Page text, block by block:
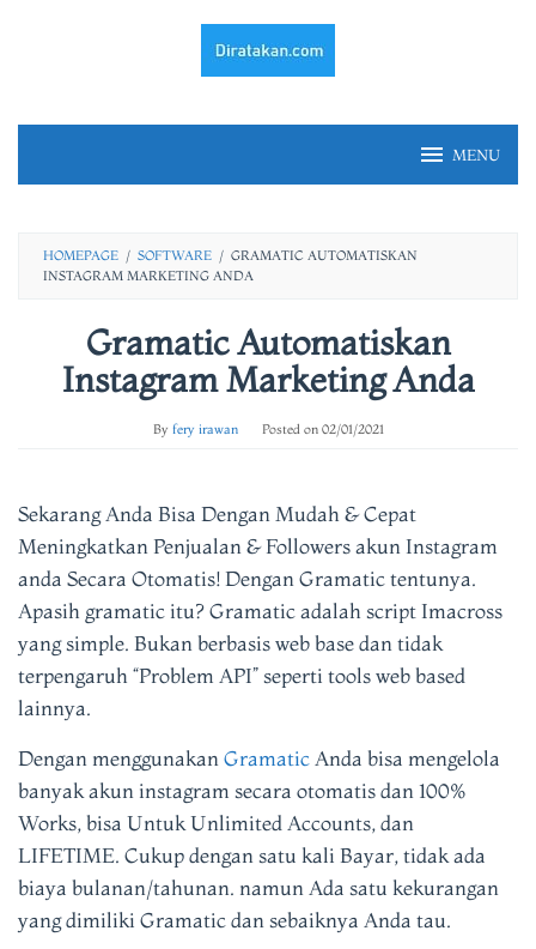
MENU
HOMEPAGE / SOFTWARE / GRAMATIC AUTOMATISKAN
INSTAGRAM MARKETING ANDA
Gramatic Automatiskan
Instagram Marketing Anda
By fery irawan Posted on 02/01/2021
Sekarang Anda Bisa Dengan Mudah & Cepat
Meningkatkan Penjualan & Followers akun Instagram
anda Secara Otomatis! Dengan Gramatic tentunya.
Apasih gramatic itu?Gramaticadalah script Imacross
yang simple. Bukan berbasis web base dan tidak
terpengaruh “Problem API” seperti tools web based
lainnya.
Dengan menggunakan Gramatic Anda bisa mengelola
banyak akun instagram secara otomatis dan 100%
Works, bisa Untuk Unlimited Accounts, dan
LIFETIME. Cukup dengan satu kali Bayar, tidak ada
biaya bulanan/tahunan. namun Ada satu kekurangan
yang dimiliki Gramatic dan sebaiknya Anda tau.